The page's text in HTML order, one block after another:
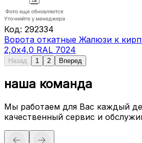
Код: 292334
Ворота откатные Жалюзи к
2,0х4,0 RAL 7024
Назад 1 2 Вперед
наша команда
Мы работаем для Вас каждый
качественный сервис и